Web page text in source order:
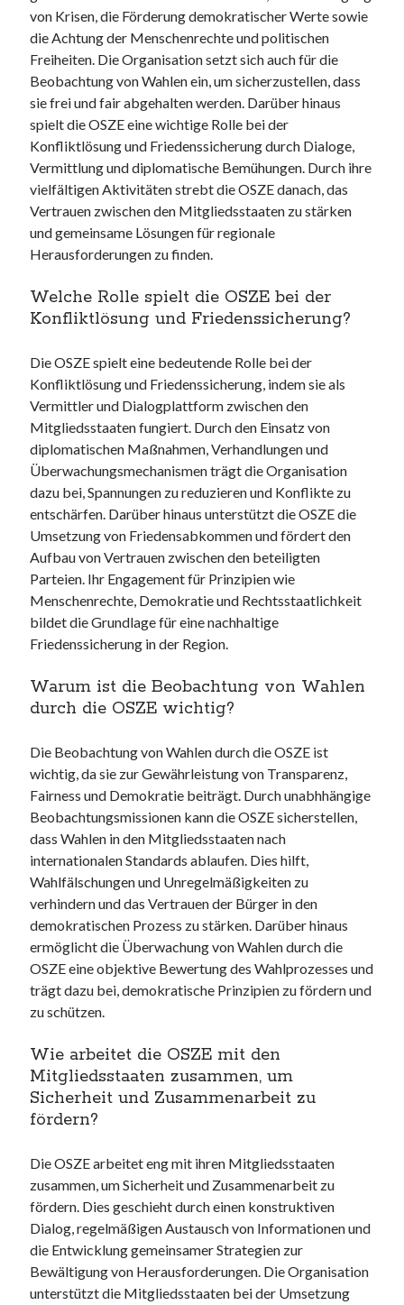
von Krisen, die Förderung demokratischer Werte sowie
die Achtung der Menschenrechte und politischen
Freiheiten. Die Organisation setzt sich auch für die
Beobachtung von Wahlen ein, um sicherzustellen, dass
sie frei und fair abgehalten werden. Darüber hinaus
spielt die OSZE eine wichtige Rolle bei der
Konfliktlösung und Friedenssicherung durch Dialoge,
Vermittlung und diplomatische Bemühungen. Durch ihre
vielfältigen Aktivitäten strebt die OSZE danach, das
Vertrauen zwischen den Mitgliedsstaaten zu stärken
und gemeinsame Lösungen für regionale
Herausforderungen zu finden.
Welche Rolle spielt die OSZE bei der
Konfliktlösung und Friedenssicherung?
Die OSZE spielt eine bedeutende Rolle bei der
Konfliktlösung und Friedenssicherung, indem sie als
Vermittler und Dialogplattform zwischen den
Mitgliedsstaaten fungiert. Durch den Einsatz von
diplomatischen Maßnahmen, Verhandlungen und
Überwachungsmechanismen trägt die Organisation
dazu bei, Spannungen zu reduzieren und Konflikte zu
entschärfen. Darüber hinaus unterstützt die OSZE die
Umsetzung von Friedensabkommen und fördert den
Aufbau von Vertrauen zwischen den beteiligten
Parteien. Ihr Engagement für Prinzipien wie
Menschenrechte, Demokratie und Rechtsstaatlichkeit
bildet die Grundlage für eine nachhaltige
Friedenssicherung in der Region.
Warum ist die Beobachtung von Wahlen
durch die OSZE wichtig?
Die Beobachtung von Wahlen durch die OSZE ist
wichtig, da sie zur Gewährleistung von Transparenz,
Fairness und Demokratie beiträgt. Durch unabhhängige
Beobachtungsmissionen kann die OSZE sicherstellen,
dass Wahlen in den Mitgliedsstaaten nach
internationalen Standards ablaufen. Dies hilft,
Wahlfälschungen und Unregelmäßigkeiten zu
verhindern und das Vertrauen der Bürger in den
demokratischen Prozess zu stärken. Darüber hinaus
ermöglicht die Überwachung von Wahlen durch die
OSZE eine objektive Bewertung des Wahlprozesses und
trägt dazu bei, demokratische Prinzipien zu fördern und
zu schützen.
Wie arbeitet die OSZE mit den
Mitgliedsstaaten zusammen, um
Sicherheit und Zusammenarbeit zu
fördern?
Die OSZE arbeitet eng mit ihren Mitgliedsstaaten
zusammen, um Sicherheit und Zusammenarbeit zu
fördern. Dies geschieht durch einen konstruktiven
Dialog, regelmäßigen Austausch von Informationen und
die Entwicklung gemeinsamer Strategien zur
Bewältigung von Herausforderungen. Die Organisation
unterstützt die Mitgliedsstaaten bei der Umsetzung